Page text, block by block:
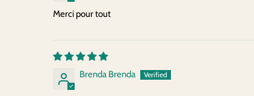
Merci pour tout
Brenda Brenda